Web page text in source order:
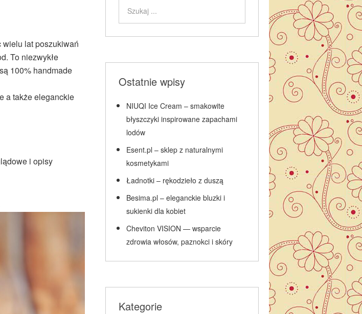
wielu lat poszukiwań
To niezwykłe
100% handmade
a także eleganckie
i opisy
Ostatnie wpisy
NIUQI Ice Cream – smakowite
błyszczyki inspirowane zapachami
lodów
Esent.pl – sklep z naturalnymi
kosmetykami
Ładnotki – rękodzieło z duszą
Besima.pl – eleganckie bluzki i
sukienki dla kobiet
Cheviton VISION — wsparcie
zdrowia włosów, paznokci i skóry
Kategorie